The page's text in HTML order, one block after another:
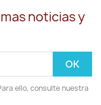
noticias y
ello, consulte nuestra